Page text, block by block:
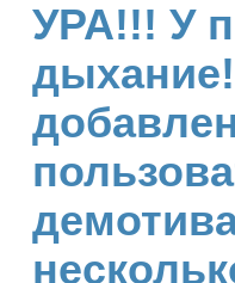
УРА!!! У